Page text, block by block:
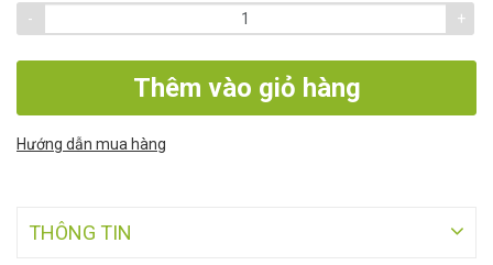
-
+
Thêm vào giỏ hàng
Hướng dẫn mua hàng
THÔNG TIN